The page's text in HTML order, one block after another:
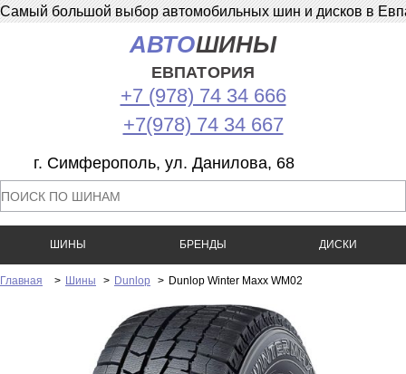
Самый большой выбор автомобильных шин и дисков в
АВТОШИНЫ
ЕВПАТОРИЯ
+7 (978) 74 34 666
+7(978) 74 34 667
г. Симферополь, ул. Данилова, 68
ШИНЫ БРЕНДЫ ДИСКИ
Главная > Шины > Dunlop > Dunlop Winter Maxx WM02